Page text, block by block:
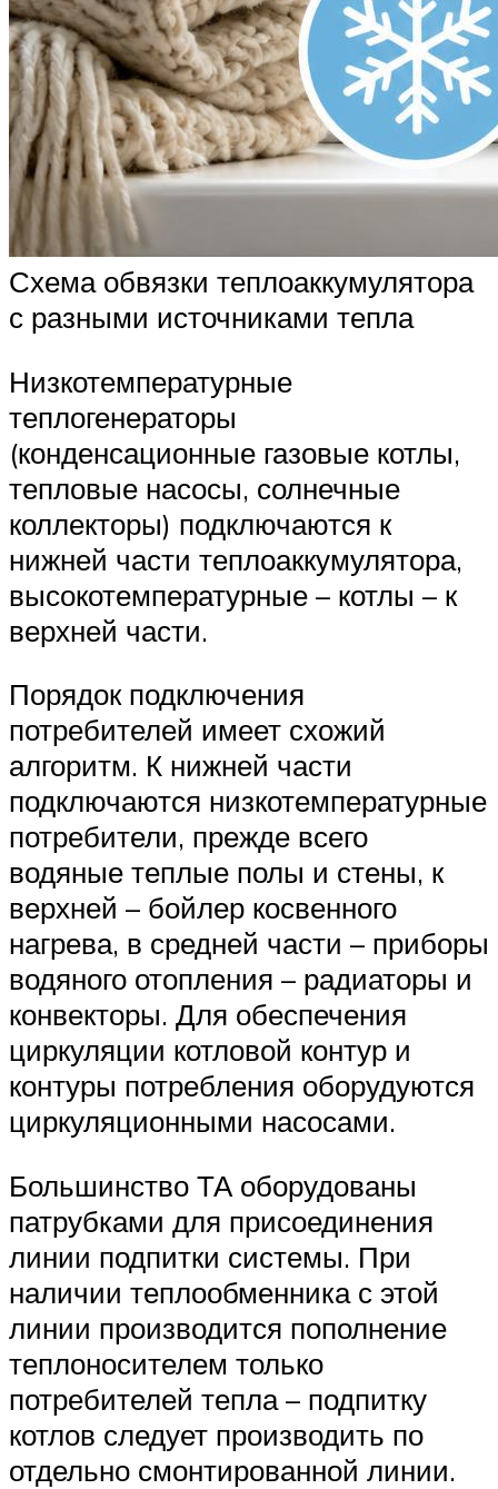
Схема обвязки теплоаккумулятора
с разными источниками тепла
Низкотемпературные
теплогенераторы
(конденсационные газовые котлы,
тепловые насосы, солнечные
коллекторы) подключаются к
нижней части теплоаккумулятора,
высокотемпературные – котлы – к
верхней части.
Порядок подключения
потребителей имеет схожий
алгоритм. К нижней части
подключаются низкотемпературные
потребители, прежде всего
водяные теплые полы и стены, к
верхней – бойлер косвенного
нагрева, в средней части – приборы
водяного отопления – радиаторы и
конвекторы. Для обеспечения
циркуляции котловой контур и
контуры потребления оборудуются
циркуляционными насосами.
Большинство ТА оборудованы
патрубками для присоединения
линии подпитки системы. При
наличии теплообменника с этой
линии производится пополнение
теплоносителем только
потребителей тепла – подпитку
котлов следует производить по
отдельно смонтированной линии.